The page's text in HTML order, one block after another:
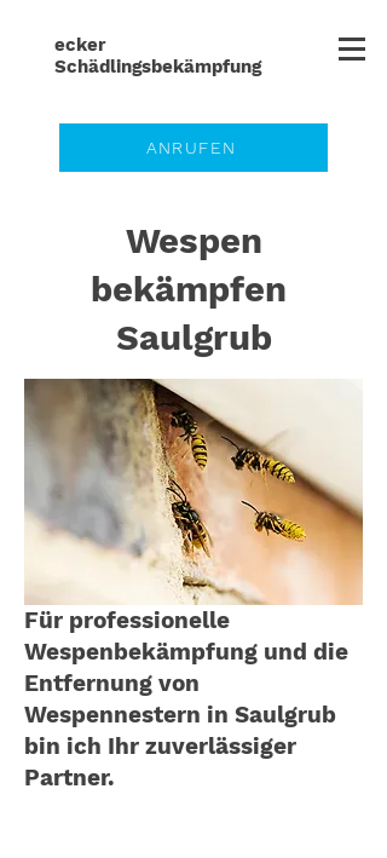
ecker
Schädlingsbekämpfung
ANRUFEN
Wespen
bekämpfen
Saulgrub
Für professionelle
Wespenbekämpfung und die
Entfernung von
Wespennestern in Saulgrub
bin ich Ihr zuverlässiger
Partner.